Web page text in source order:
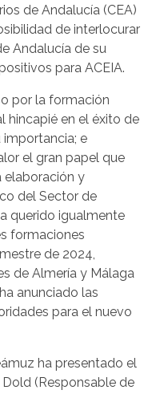
de Andalucía (CEA)
de interlocurar
Andalucía de su
para ACEIA.
por la formación
hincapié en el éxito de
importancia; e
el gran papel que
elaboración y
del Sector de
querido igualmente
formaciones
de 2024,
de Almería y Málaga
anunciado las
para el nuevo
ha presentado el
Dold (Responsable de